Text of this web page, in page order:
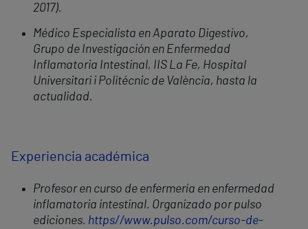
2017).
Médico Especialista en Aparato Digestivo,
Grupo de Investigación en Enfermedad
Inflamatoria Intestinal, IIS La Fe, Hospital
Universitari i Politécnic de València, hasta la
actualidad.
Experiencia académica
Profesor en curso de enfermería en enfermedad
inflamatoria intestinal. Organizado por pulso
ediciones. https//www.pulso.com/curso-de-